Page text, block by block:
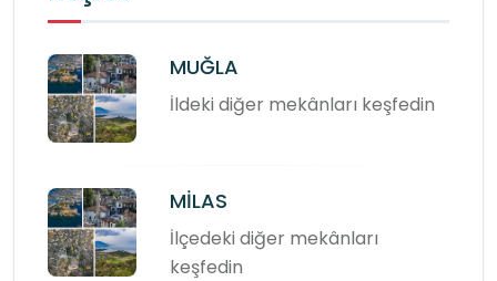
MUĞLA
İldeki diğer mekânları keşfedin
MİLAS
İlçedeki diğer mekânları
keşfedin